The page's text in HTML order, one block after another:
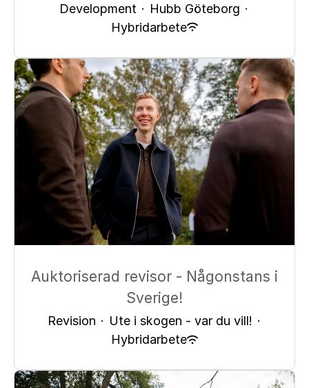
Development · Hubb Göteborg ·
Hybridarbete
Auktoriserad revisor - Någonstans i
Sverige!
Revision · Ute i skogen - var du vill! ·
Hybridarbete